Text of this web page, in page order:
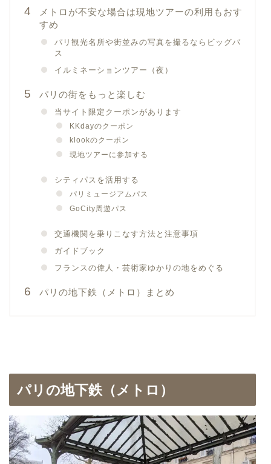
メトロが不安な場合は現地ツアーの利用もおす
すめ
パリ観光名所や街並みの写真を撮るならビッグバ
ス
イルミネーションツアー（夜）
パリの街をもっと楽しむ
当サイト限定クーポンがあります
KKdayのクーポン
klookのクーポン
現地ツアーに参加する
シティパスを活用する
パリミュージアムパス
GoCity周遊パス
交通機関を乗りこなす方法と注意事項
ガイドブック
フランスの偉人・芸術家ゆかりの地をめぐる
パリの地下鉄（メトロ）まとめ
パリの地下鉄（メトロ）